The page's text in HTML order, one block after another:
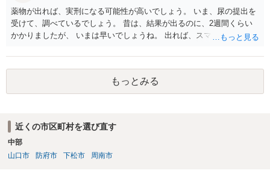
薬物が出れば、実刑になる可能性が高いでしょう。 いま、尿の提出を
受けて、調べているでしょう。 昔は、結果が出るのに、2週間くらい
かかりましたが、 いまは早いでしょうね。 出れば、スマホの押収と家
もっとみる
近くの市区町村を選び直す
中部
山口市
防府市 下松市 周南市